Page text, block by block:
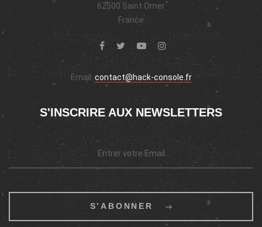
62500 Saint Omer
France
Email:contact@hack-console.fr
S'INSCRIRE AUX NEWSLETTERS
S’ABONNER